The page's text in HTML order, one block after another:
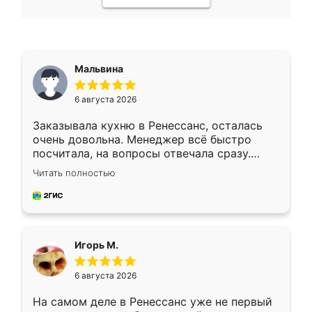
Мальвина
6 августа 2026
Заказывала кухню в Ренессанс, осталась
очень довольна. Менеджер всё быстро
посчитала, на вопросы отвечала сразу.
Замерщик приехал в субботу, подошёл к
делу со всей ответственностью. Собрали
за день, ребята работали аккуратно, даже
Читать полностью
Игорь М.
6 августа 2026
На самом деле в Ренессанс уже не первый